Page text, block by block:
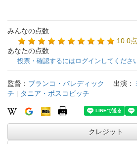
みんなの点数
10.0
あなたの点数
投票・確認するにはログインしてくださ
監督： ブランコ・バレディック 出演：
チ | タニア・ボスコビッチ
クレジット